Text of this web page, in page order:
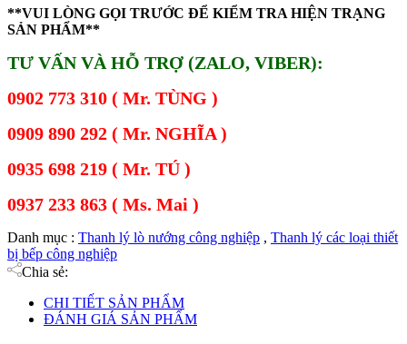
**VUI LÒNG GỌI TRƯỚC ĐỂ KIỂM TRA HIỆN TRẠNG
SẢN PHẨM**
TƯ VẤN VÀ HỖ TRỢ (ZALO, VIBER):
0902 773 310 ( Mr. TÙNG )
0909 890 292 ( Mr. NGHĨA )
0935 698 219 ( Mr. TÚ )
0937 233 863 ( Ms. Mai )
Danh mục : Thanh lý lò nướng công nghiệp , Thanh lý các loại thiết
bị bếp công nghiệp
Chia sẻ:
CHI TIẾT SẢN PHẨM
ĐÁNH GIÁ SẢN PHẨM